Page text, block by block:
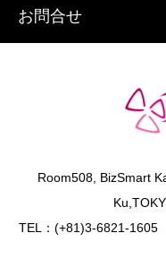
お問合せ
​Room508, BizSmart
TEL：(+81)3-6821-